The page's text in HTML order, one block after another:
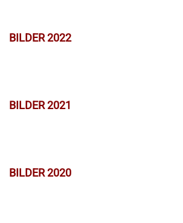
BILDER 2022
BILDER 2021
BILDER 2020